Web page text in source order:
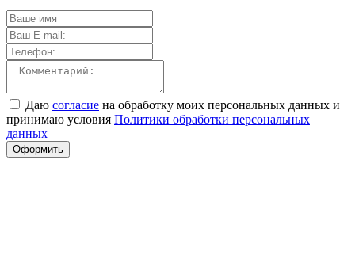
Даю согласие на обработку моих персональных данных и
принимаю условия Политики обработки персональных
данных
Оформить